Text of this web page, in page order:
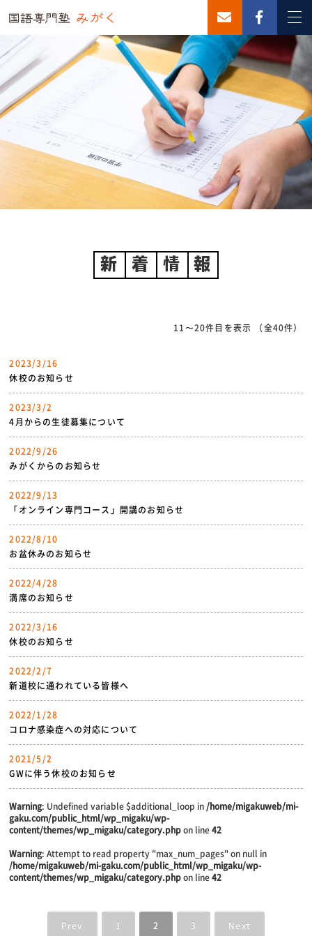
新 着 情 報
11〜20件目を表示 （全40件）
2023/3/16
休校のお知らせ
2023/3/2
4月からの生徒募集について
2022/9/26
みがくからのお知らせ
2022/9/13
「オンライン専門コース」開講のお知らせ
2022/8/10
お盆休みのお知らせ
2022/4/28
満席のお知らせ
2022/3/16
休校のお知らせ
2022/2/7
新道校に通われている皆様へ
2022/1/28
コロナ感染症への対応について
2021/5/2
GWに伴う休校のお知らせ
Warning: Undefined variable $additional_loop in/home/migakuweb/mi-
gaku.com/public_html/wp_migaku/wp-
content/themes/wp_migaku/category.phpon line42
Warning: Attempt to read property "max_num_pages" on null in
/home/migakuweb/mi-gaku.com/public_html/wp_migaku/wp-
content/themes/wp_migaku/category.phpon line42
Prev 1 2 3 Next